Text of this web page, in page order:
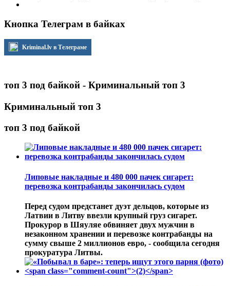
Кнопка Телеграм в байках
Kriminal.lv в Телеграме
топ 3 под байкой - Криминальный топ 3
Криминальный топ 3
топ 3 под байкой
Липовые накладные и 480 000 пачек сигарет:
перевозка контрабанды закончилась судом
Перед судом предстанет дуэт дельцов, которые из
Латвии в Литву ввезли крупный груз сигарет.
Прокурор в Шяуляе обвиняет двух мужчин в
незаконном хранении и перевозке контрабанды на
сумму свыше 2 миллионов евро, - сообщила сегодня
прокуратура Литвы.